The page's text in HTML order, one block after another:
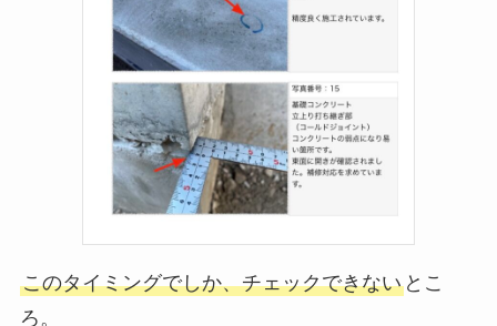
このタイミングでしか、チェックできないとこ
ろ。